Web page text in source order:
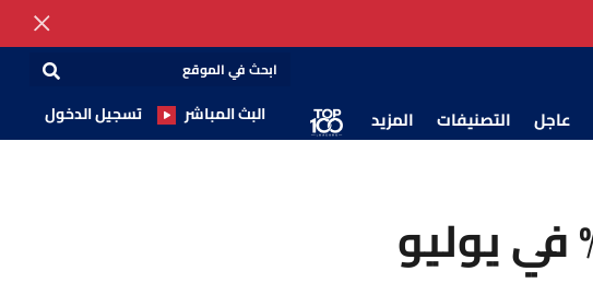
عاجل التصنيفات المزيد البث المباشر تسجيل الدخول